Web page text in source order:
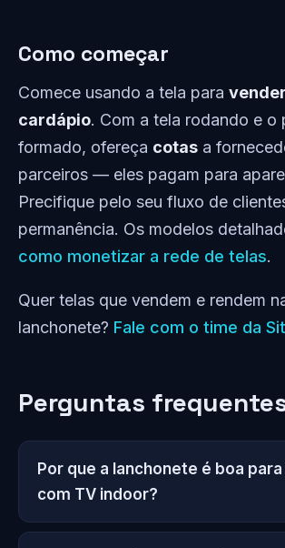
Como começar
Comece usando a tela para
cardápio. Com a tela rodando e o
formado, ofereça cotas a
parceiros — eles pagam para
Precifique pelo seu fluxo de
permanência. Os modelos
como monetizar a rede de telas.
Quer telas que vendem e rendem
lanchonete? Fale com o time da
Perguntas
Por que a lanchonete é boa
com TV indoor?